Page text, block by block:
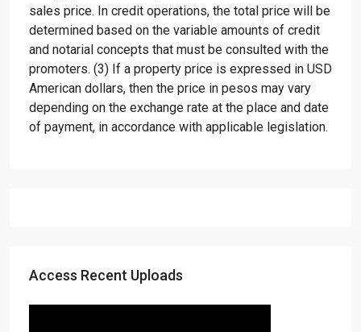
sales price. In credit operations, the total price will be
determined based on the variable amounts of credit
and notarial concepts that must be consulted with the
promoters. (3) If a property price is expressed in USD
American dollars, then the price in pesos may vary
depending on the exchange rate at the place and date
of payment, in accordance with applicable legislation.
Access Recent Uploads